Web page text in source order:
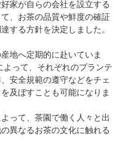
家が自らの会社を設立する
、お茶の品質や鮮度の確証
する方針を決定しました。
地へ定期的に赴いていま
って、それぞれのプランテ
安全規範の遵守などをチェ
及ぼすことも可能になりま
って、茶園で働く人々と出
異なるお茶の文化に触れる